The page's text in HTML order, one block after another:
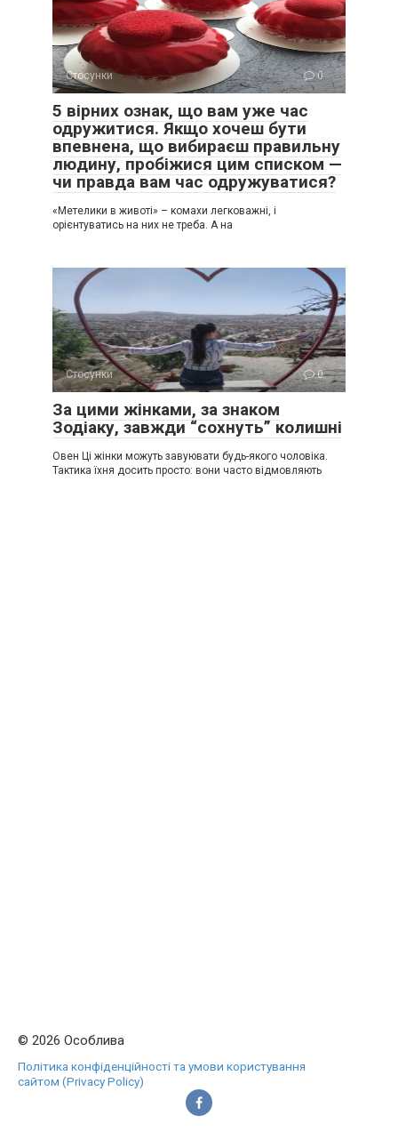
Стосунки 0
5 вірних ознак, що вам уже час
одружитися. Якщо хочеш бути
впевнена, що вибираєш правильну
людину, пробіжися цим списком —
чи правда вам час одружуватися?
«Метелики в животі» – комахи легковажні, і
орієнтуватись на них не треба. А на
Стосунки 0
За цими жінками, за знаком
Зодіаку, завжди “сохнуть” колишні
Овен Ці жінки можуть завуювати будь-якого чоловіка.
Тактика їхня досить просто: вони часто відмовляють
© 2026 Особлива
Політика конфіденційності та умови користування
сайтом (Privacy Policy)